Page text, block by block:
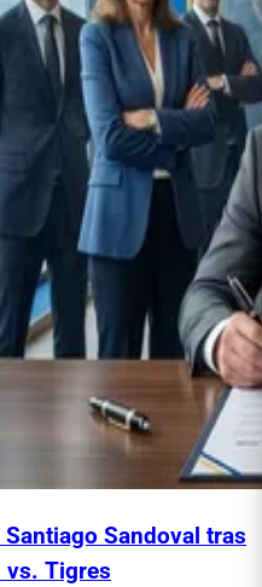
Sandoval tras
vs. Tigres